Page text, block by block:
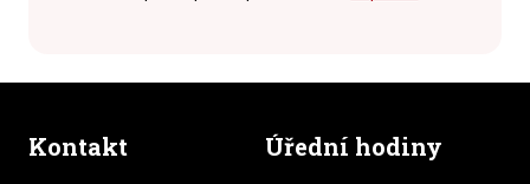
Kontakt Úřední hodiny